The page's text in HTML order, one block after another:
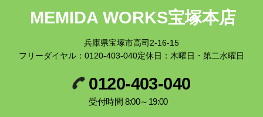
MEMIDA WORKS宝塚本店
兵庫県宝塚市高司2-16-15
フリーダイヤル： 0120-403-040定休日：木曜日・第二水曜日
0120-403-040
受付時間 8:00～19:00